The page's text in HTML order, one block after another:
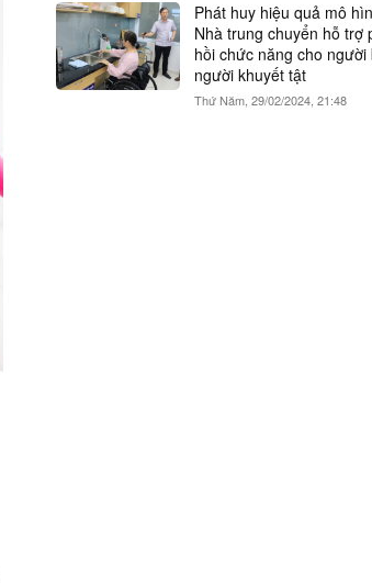
Phát huy hiệu quả mô
Nhà trung chuyển hỗ trợ
hồi chức năng cho người
người khuyết tật
Thứ Năm, 29/02/2024, 21:48